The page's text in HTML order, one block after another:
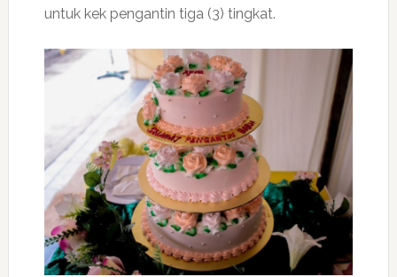
untuk kek pengantin tiga (3) tingkat.